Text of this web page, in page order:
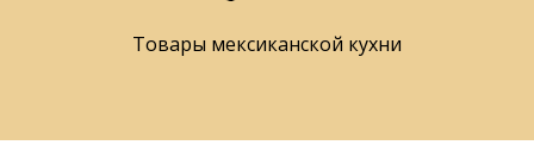
Товары мексиканской кухни